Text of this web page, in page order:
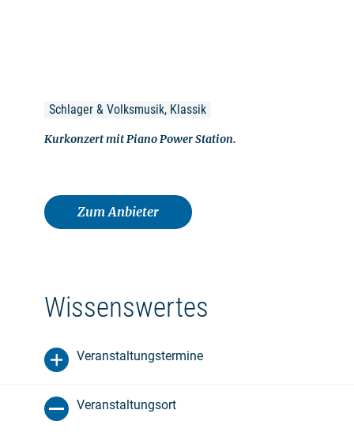
Schlager & Volksmusik, Klassik
Kurkonzert mit Piano Power Station.
Zum Anbieter
Wissenswertes
Veranstaltungstermine
Veranstaltungsort